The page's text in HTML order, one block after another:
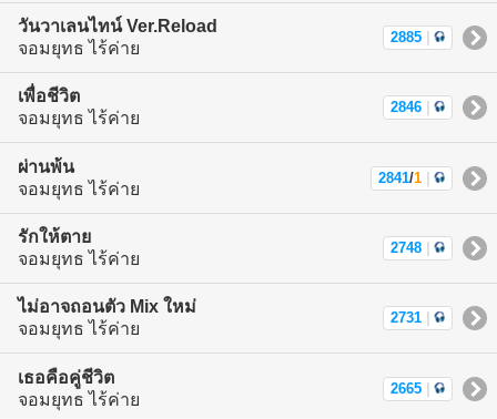
วันวาเลนไทน์ Ver.Reload
จอมยุทธ ไร้ค่าย
2885
เพื่อชีวิต
จอมยุทธ ไร้ค่าย
2846
ผ่านพ้น
จอมยุทธ ไร้ค่าย
2841/1
รักให้ตาย
จอมยุทธ ไร้ค่าย
2748
ไม่อาจถอนตัว Mix ใหม่
จอมยุทธ ไร้ค่าย
2731
เธอคือคู่ชีวิต
จอมยุทธ ไร้ค่าย
2665